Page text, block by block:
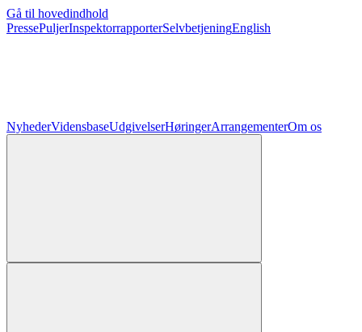
Gå til hovedindhold
PressePuljerInspektorrapporterSelvbetjeningEnglish
NyhederVidensbaseUdgivelserHøringerArrangementerOm os